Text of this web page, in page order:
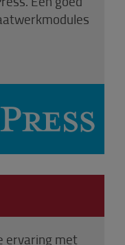
ervaring met